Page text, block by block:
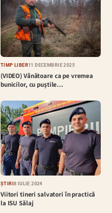
TIMP LIBER11 DECEMBRIE 2025
(VIDEO) Vânătoare ca pe vremea
bunicilor, cu puștile…
ȘTIRI8 IULIE 2024
Viitori tineri salvatori în practică
la ISU Sălaj